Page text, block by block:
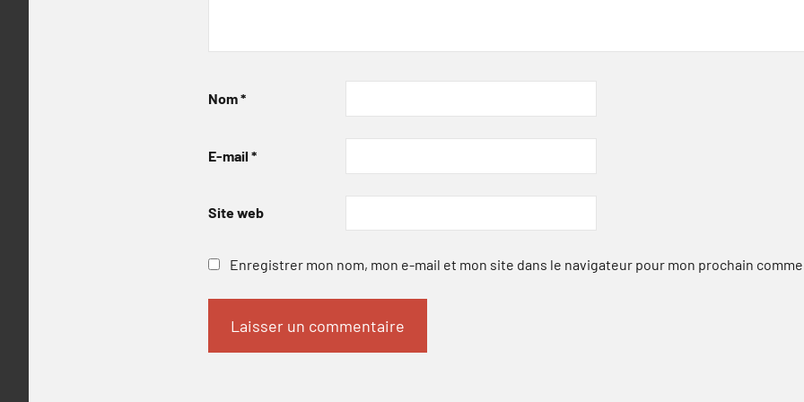
Nom*
E-mail *
Site web
Enregistrer mon nom, mon e-mail et mon site dans le navigateur pour mon prochain